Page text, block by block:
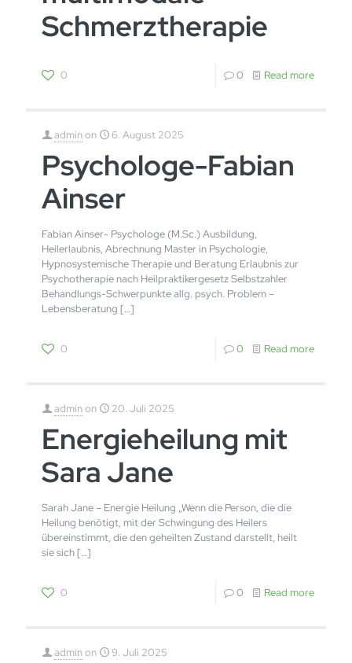
Schmerztherapie
0 0 Read more
adminon 6. August 2025
Psychologe-Fabian
Ainser
Fabian Ainser- Psychologe (M.Sc.) Ausbildung,
Heilerlaubnis, Abrechnung Master in Psychologie,
Hypnosystemische Therapie und Beratung Erlaubnis zur
Psychotherapie nach Heilpraktikergesetz Selbstzahler
Behandlungs-Schwerpunkte allg. psych. Problem –
Lebensberatung […]
0 0 Read more
adminon 20. Juli 2025
Energieheilung mit
Sara Jane
Sarah Jane – Energie Heilung „Wenn die Person, die die
Heilung benötigt, mit der Schwingung des Heilers
übereinstimmt, die den geheilten Zustand darstellt, heilt
sie sich[…]
0 0 Read more
adminon 9. Juli 2025